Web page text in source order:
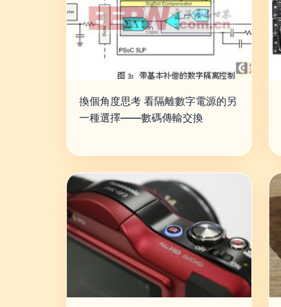
換個角度思考 看隔離數字電源的另
一種選擇——數碼傳輸交換